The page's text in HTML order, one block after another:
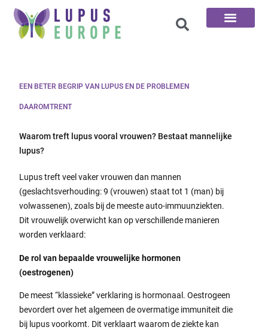
EEN BETER BEGRIP VAN LUPUS EN DE PROBLEMEN
DAAROMTRENT
Waarom treft lupus vooral vrouwen? Bestaat mannelijke
lupus?
Lupus treft veel vaker vrouwen dan mannen
(geslachtsverhouding: 9 (vrouwen) staat tot 1 (man) bij
volwassenen), zoals bij de meeste auto-immuunziekten.
Dit vrouwelijk overwicht kan op verschillende manieren
worden verklaard:
De rol van bepaalde vrouwelijke hormonen
(oestrogenen)
De meest “klassieke” verklaring is hormonaal. Oestrogeen
bevordert over het algemeen de overmatige immuniteit die
bij lupus voorkomt. Dit verklaart waarom de ziekte kan